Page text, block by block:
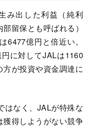
み出した利益（純利
留保とも呼ばれる）
6477億円と倍近い。
に対してJALは1160
が投資や資金調達に
はなく、JALが特殊な
得しようがない競争